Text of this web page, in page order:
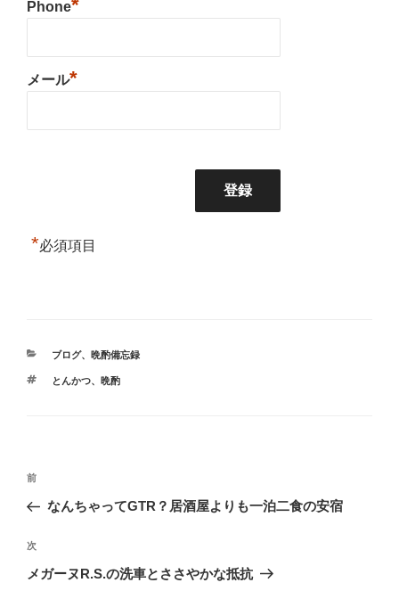
Phone*
メール*
*必須項目
カ
ゴ
ブログ、 晩酌備忘録
タ
とんかつ、 晩酌
投
ナ
ビ
ゲ
前
の
稿
前
なんちゃってGTR？居酒屋よりも一泊二食の安宿
次
の
次
メガーヌR.S.の洗車とささやかな抵抗